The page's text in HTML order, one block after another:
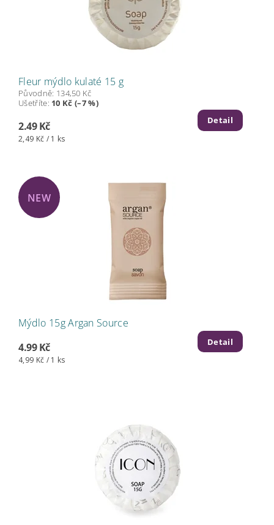
Fleur mýdlo kulaté 15 g
Původně: 134,50 Kč
Ušetříte: 10 Kč (–7 %)
2.49 Kč
2,49 Kč / 1 ks
Detail
NEW
Mýdlo 15g Argan Source
4.99 Kč
4,99 Kč / 1 ks
Detail